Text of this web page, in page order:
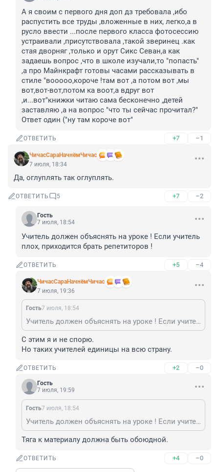
А я своим с первого дня доп дз требовала ,ибо
распустить все труды ,вложенные в них, легко,а в
русло ввести ...после первого класса фотосессию
устраивали ,присутствовала ,такой зверинец .как
стая дворняг ,только и орут Сикс Севан,а как
задаешь вопрос ,что в школе изучали,то "попасть"
,а про Майнкрафт готовы часами рассказывать в
стиле "вооооо,короче !там вот ,а потом вот ,мы
вот,вот-вот,потом ка воот,а вдруг вот
,и...вот"книжки читаю сама бесконечно ,детей
заставляю ,а на вопрос "что ты сейчас прочитал?"
Ответ один ("ну там короче вот"
ОТВЕТИТЬ +7 –1
ЧичасСараНачнёмЧичас
7 июля, 18:34
Да, оглуплять так оглуплять.
ОТВЕТИТЬ 5 +7 –2
Гость
7 июля, 18:54
Учитель должен объяснять на уроке ! Если учитель
плох, приходится брать репетиторов !
ОТВЕТИТЬ +5 –4
ЧичасСараНачнёмЧичас
7 июля, 19:36
Гость7 июля, 18:54
Учитель должен объяснять на уроке ! Если учитель плох, приходится брать репетиторов !
С этим я и не спорю.
Но таких учителей единицы на всю страну.
ОТВЕТИТЬ +2 –0
Гость
7 июля, 19:59
Гость7 июля, 18:54
Учитель должен объяснять на уроке ! Если учитель плох, приходится брать репетиторов !
Тяга к материалу должна быть обоюдной.
ОТВЕТИТЬ +4 –0